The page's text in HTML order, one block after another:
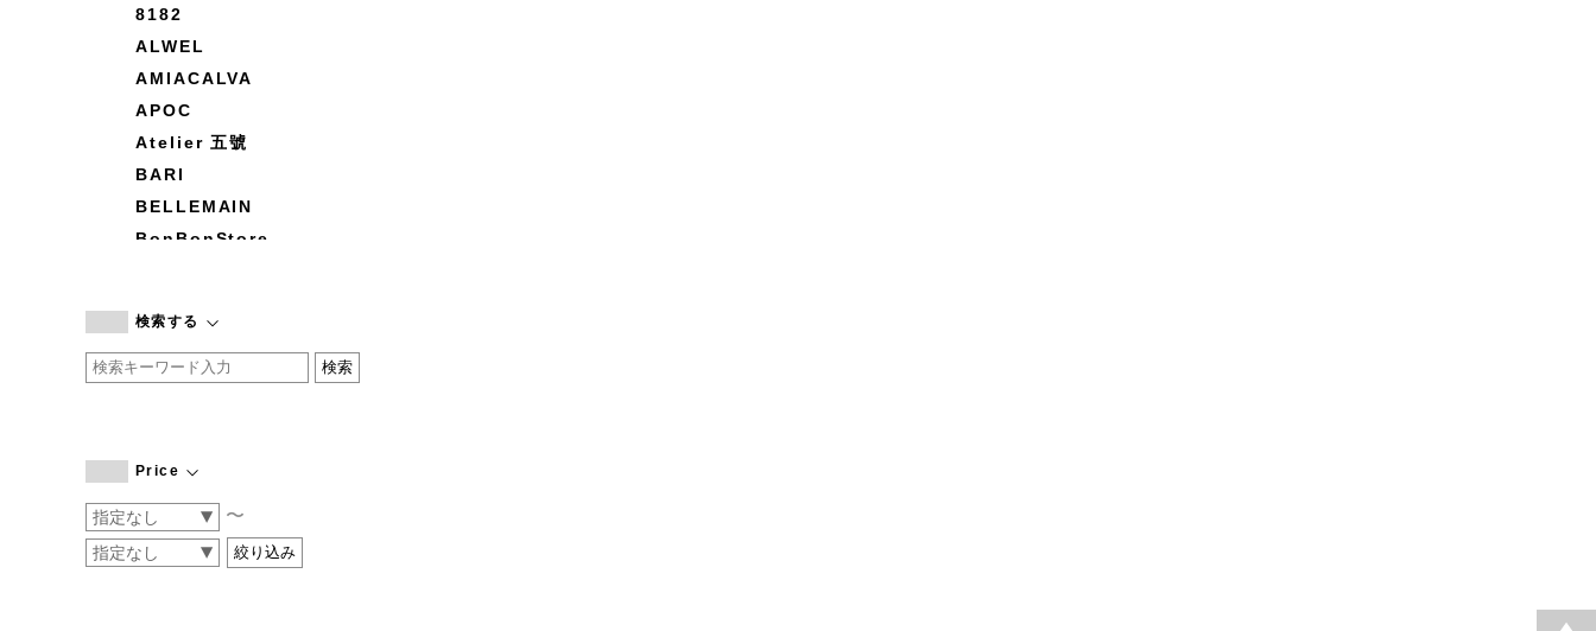
8182
ALWEL
AMIACALVA
APOC
Atelier 五號
BARI
BELLEMAIN
BonBonStore
by basics
CATWORTH
COGTHEBIGSMOKE
CONVERSE
DEAN & DELUCA
検索する
Price
〜